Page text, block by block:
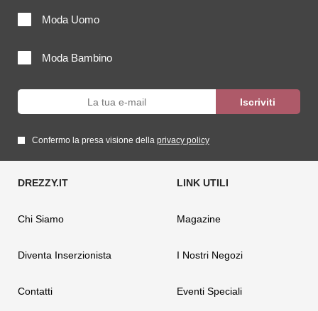
Moda Uomo
Moda Bambino
Confermo la presa visione della privacy policy
Chi Siamo
Diventa Inserzionista
Contatti
Magazine
I Nostri Negozi
Eventi Speciali